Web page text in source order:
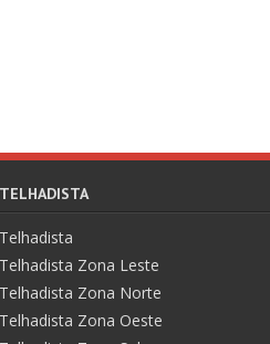
TELHADISTA
Telhadista
Telhadista Zona Leste
Telhadista Zona Norte
Telhadista Zona Oeste